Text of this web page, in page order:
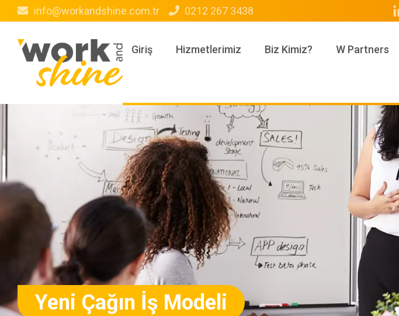
info@workandshine.com.tr 0212 267 3438
Giriş Hizmetlerimiz Biz Kimiz? W Partners
Yeni Çağın İş Modeli